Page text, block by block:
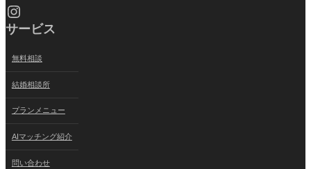
Instagram
サービス
無料相談
結婚相談所
プランメニュー
AIマッチング紹介
問い合わせ